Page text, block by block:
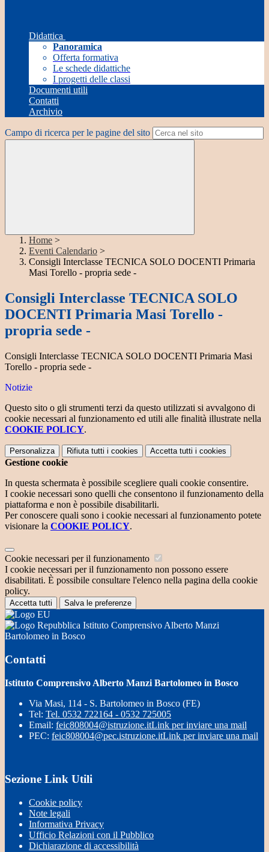
Didattica
Panoramica
Offerta formativa
Le schede didattiche
I progetti delle classi
Documenti utili
Contatti
Archivio
Campo di ricerca per le pagine del sito
Home >
Eventi Calendario >
Consigli Interclasse TECNICA SOLO DOCENTI Primaria
Masi Torello - propria sede -
Consigli Interclasse TECNICA SOLO
DOCENTI Primaria Masi Torello -
propria sede -
Consigli Interclasse TECNICA SOLO DOCENTI Primaria Masi
Torello - propria sede -
Notizie
Questo sito o gli strumenti terzi da questo utilizzati si avvalgono di
cookie necessari al funzionamento ed utili alle finalità illustrate nella
COOKIE POLICY.
Personalizza Rifiuta tutti i cookies Accetta tutti i cookies
Gestione cookie
In questa schermata è possibile scegliere quali cookie consentire.
I cookie necessari sono quelli che consentono il funzionamento della
piattaforma e non è possibile disabilitarli.
Per conoscere quali sono i cookie necessari al funzionamento potete
visionare la COOKIE POLICY.
Cookie necessari per il funzionamento
I cookie necessari per il funzionamento non possono essere
disabilitati. È possibile consultare l'elenco nella pagina della cookie
policy.
Accetta tutti Salva le preferenze
Istituto Comprensivo Alberto Manzi
Bartolomeo in Bosco
Contatti
Istituto Comprensivo Alberto Manzi Bartolomeo in Bosco
Via Masi, 114 - S. Bartolomeo in Bosco (FE)
Tel: Tel. 0532 722164 - 0532 725005
Email: feic808004@istruzione.itLink per inviare una mail
PEC: feic808004@pec.istruzione.itLink per inviare una mail
Sezione Link Utili
Cookie policy
Note legali
Informativa Privacy
Ufficio Relazioni con il Pubblico
Dichiarazione di accessibilità